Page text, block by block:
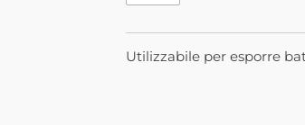
Utilizzabile per esporre